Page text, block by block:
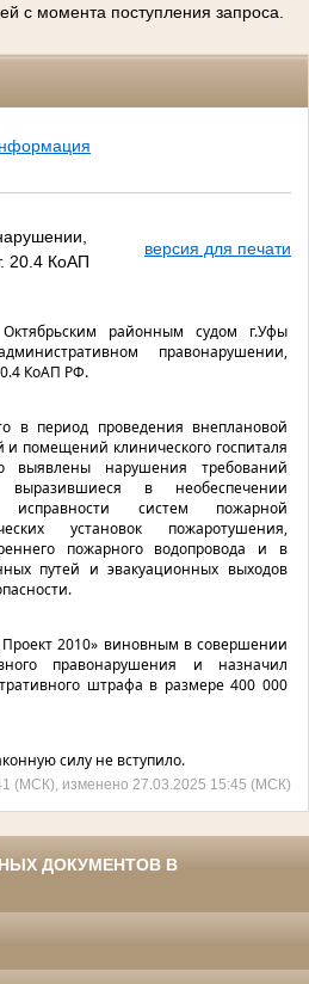
с момента поступления запроса.
20.4 КоАП
версия для печати
районным судом г.Уфы
правонарушении,
КоАП РФ.
период проведения внеплановой
помещений клинического госпиталя
выявлены нарушения требований
выразившиеся в необеспечении
исправности систем пожарной
установок пожаротушения,
пожарного водопровода и в
путей и эвакуационных выходов
2010» виновным в совершении
правонарушения и назначил
штрафа в размере 400 000
силу не вступило.
(МСК), изменено 27.03.2025 15:45 (МСК)
ДОКУМЕНТОВ В